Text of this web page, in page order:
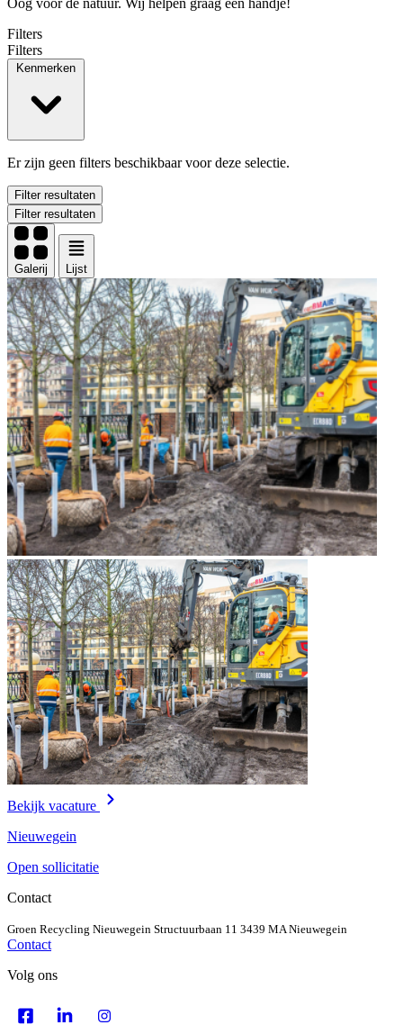
Oog voor de natuur. Wij helpen graag een handje!
Filters
Filters
Kenmerken
Er zijn geen filters beschikbaar voor deze selectie.
Filter resultaten
Filter resultaten
Galerij Lijst
Bekijk vacature
Nieuwegein
Open sollicitatie
Contact
Groen Recycling Nieuwegein Structuurbaan 11 3439 MA Nieuwegein
Contact
Volg ons